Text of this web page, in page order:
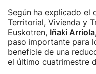
Según ha explicado el
Territorial, Vivienda y
Euskotren, Iñaki Arriola
paso importante para
beneficie de una
el último cuatrimestre